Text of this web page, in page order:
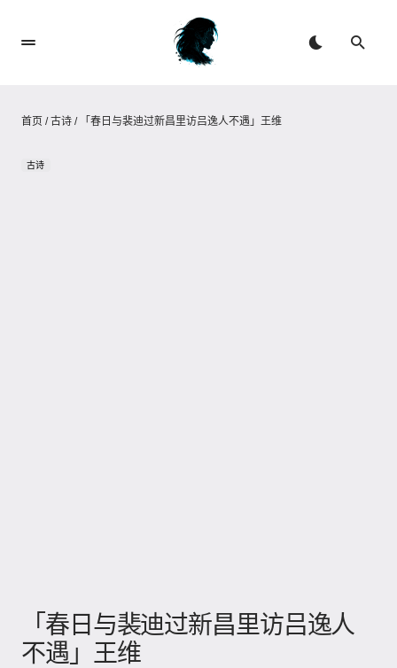
首页 /古诗 / 「春日与裴迪过新昌里访吕逸人不遇」王维
古诗
「春日与裴迪过新昌里访吕逸人
不遇」王维